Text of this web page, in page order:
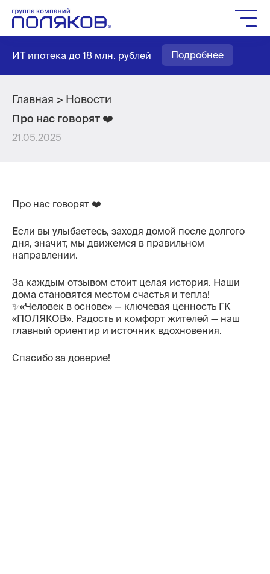
ИТ ипотека до 18 млн. рублей Подробнее
Группа компаний
Жилое строительство
Социальное строительство
Мастер-планирование
Квартиры
Выбор паркинга
Служба заботы
Агентам
Новости
Вакансии
Контакты
Главная
Новости
Про нас говорят ❤️
21.05.2025
Про нас говорят ❤️
Если вы улыбаетесь, заходя домой после долгого
дня, значит, мы движемся в правильном
направлении.
За каждым отзывом стоит целая история. Наши
дома становятся местом счастья и тепла!
✨«Человек в основе» — ключевая ценность ГК
«ПОЛЯКОВ». Радость и комфорт жителей — наш
главный ориентир и источник вдохновения.
Спасибо за доверие!